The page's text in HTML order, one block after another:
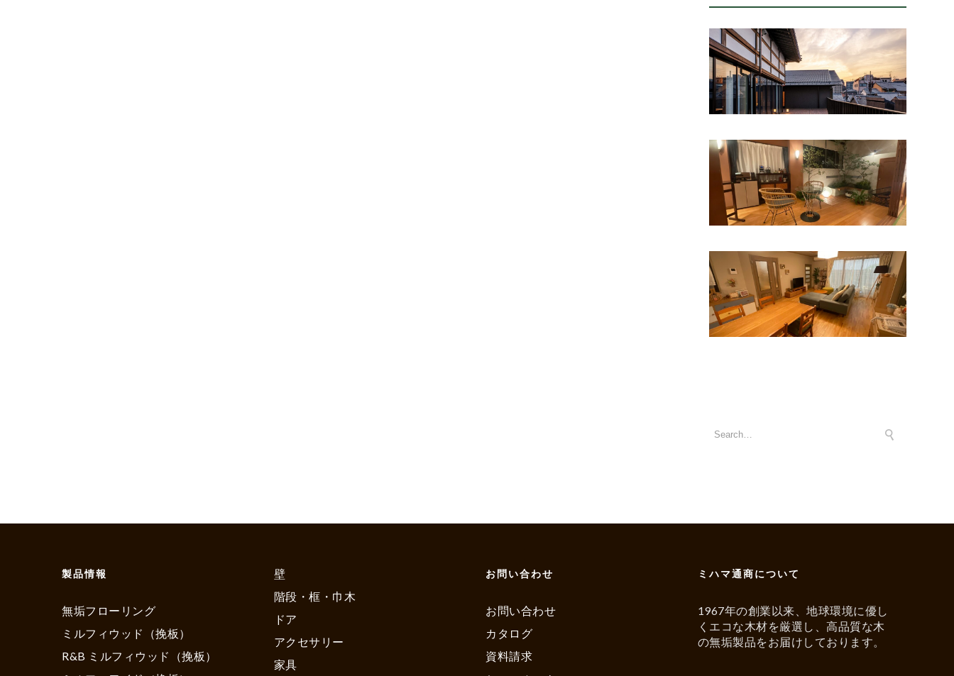
製品情報
無垢フローリング
ミルフィウッド（挽板）
R&B ミルフィウッド（挽板）
壁
階段・框・巾木
ドア
アクセサリー
家具
お問い合わせ
お問い合わせ
カタログ
資料請求
ミハマ通商について
1967年の創業以来、地球環境に優し
くエコな木材を厳選し、高品質な木
の無垢製品をお届けしております。